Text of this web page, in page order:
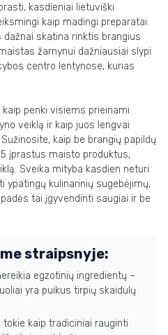
kasdieniai lietuviški
kaip madingi preparatai.
skatina rinktis brangius
žarnynui dažniausiai slypi
centro lentynose, kurias
penki visiems prieinami
veiklą ir kaip juos lengvai
kaip be brangių papildų
įprastus maisto produktus,
Sveika mityba kasdien neturi
ypatingų kulinarinių sugebėjimų,
tai įgyvendinti saugiai ir be
straipsnyje:
egzotinių ingredientų –
yra puikus tirpių skaidulų
kaip tradiciniai rauginti